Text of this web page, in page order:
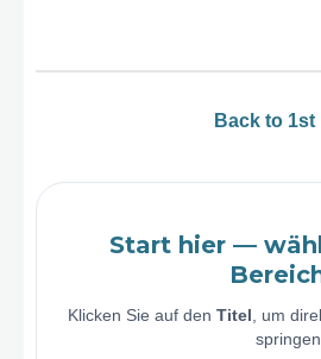
Back to 1st
Start hier —
Klicken Sie auf den Titel
, um
springen.